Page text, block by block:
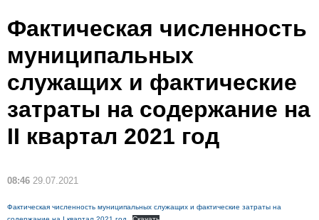
Фактическая численность
муниципальных
служащих и фактические
затраты на содержание на
II квартал 2021 год
08:46 29.07.2021
Фактическая численность муниципальных служащих и фактические затраты на